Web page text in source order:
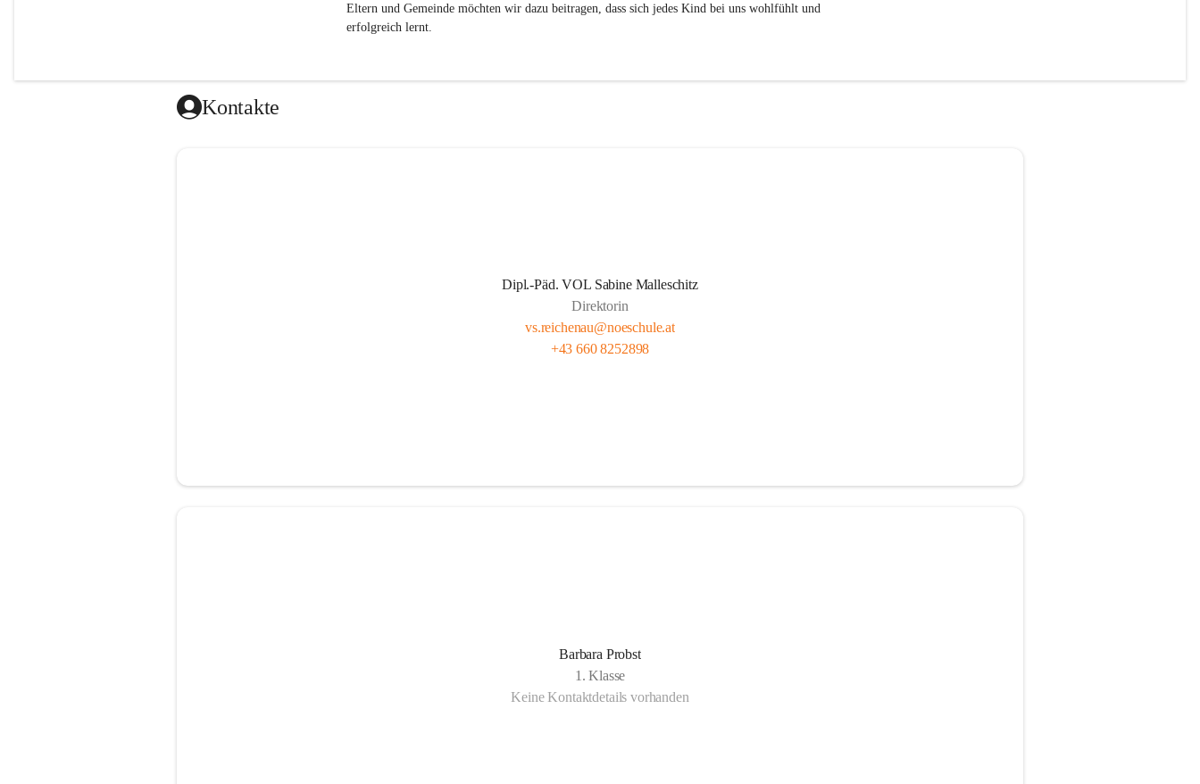
Eltern und Gemeinde möchten wir dazu beitragen, dass sich jedes Kind bei uns wohlfühlt und
erfolgreich lernt.
Kontakte
Dipl.-Päd. VOL Sabine Malleschitz
Direktorin
vs.reichenau@noeschule.at
+43 660 8252898
Barbara Probst
1. Klasse
Keine Kontaktdetails vorhanden